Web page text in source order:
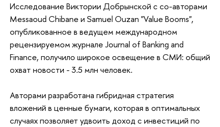
Исследование Виктории Добрынской с со-авторами
Messaoud Chibane и Samuel Ouzan "Value Booms",
опубликованное в ведущем международном
рецензируемом журнале Journal of Banking and
Finance, получило широкое освещение в СМИ: общий
охват новости - 3.5 млн человек.
Авторами разработана гибридная стратегия
вложений в ценные бумаги, которая в оптимальных
случаях позволяет удвоить доход с инвестиций по